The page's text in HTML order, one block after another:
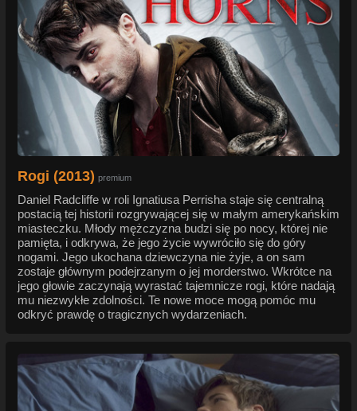
Rogi (2013) premium
Daniel Radcliffe w roli Ignatiusa Perrisha staje się centralną
postacią tej historii rozgrywającej się w małym amerykańskim
miasteczku. Młody mężczyzna budzi się po nocy, której nie
pamięta, i odkrywa, że jego życie wywróciło się do góry
nogami. Jego ukochana dziewczyna nie żyje, a on sam
zostaje głównym podejrzanym o jej morderstwo. Wkrótce na
jego głowie zaczynają wyrastać tajemnicze rogi, które nadają
mu niezwykłe zdolności. Te nowe moce mogą pomóc mu
odkryć prawdę o tragicznych wydarzeniach.